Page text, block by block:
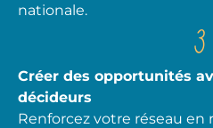
nationale.
3
Créer des opportunités
décideurs
Renforcez votre réseau